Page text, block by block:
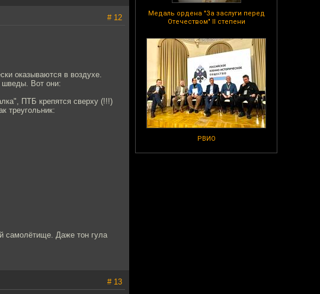
Медаль ордена "За заслуги перед
Отечеством" II степени
РВИО
# 12
оказываются в воздухе.
шведы. Вот они:
ПТБ крепятся сверху (!!!)
треугольник:
самолётище. Даже тон гула
# 13